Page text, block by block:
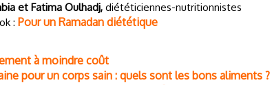
et Fatima Oulhadj, diététiciennes-nutritionnistes
: Pour un Ramadan diététique
à moindre coût
pour un corps sain : quels sont les bons aliments ?